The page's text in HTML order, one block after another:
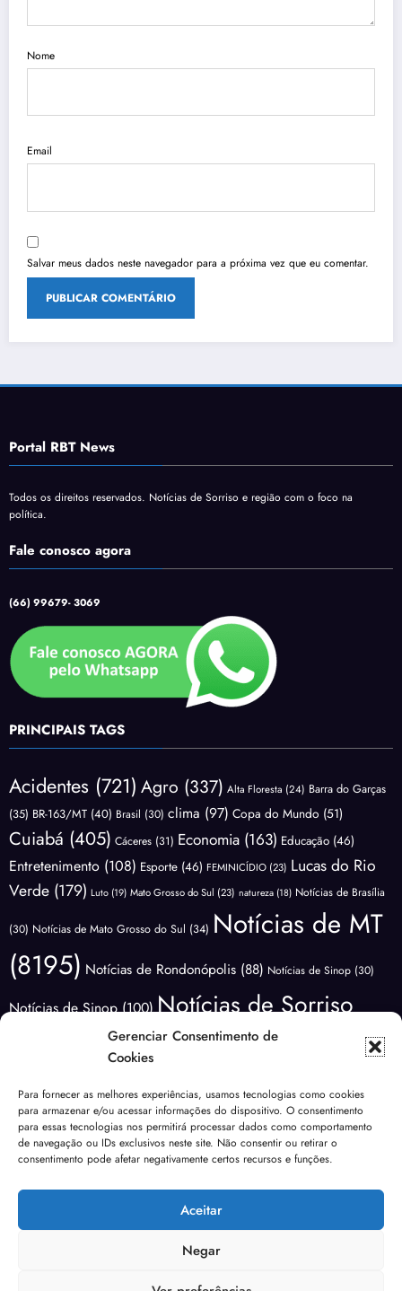
Gerenciar Consentimento de
Cookies
Para fornecer as melhores experiências, usamos tecnologias como cookies
para armazenar e/ou acessar informações do dispositivo. O consentimento
para essas tecnologias nos permitirá processar dados como comportamento
de navegação ou IDs exclusivos neste site. Não consentir ou retirar o
consentimento pode afetar negativamente certos recursos e funções.
Aceitar
Negar
Nome
Email
Salvar meus dados neste navegador para a próxima vez que eu comentar.
Portal RBT News
Todos os direitos reservados. Notícias de Sorriso e região com o foco na
política.
Fale conosco agora
(66) 99679- 3069
PRINCIPAIS TAGS
Acidentes (721) Agro (337) Alta Floresta (24) Barra do Garças
(35) BR-163/MT (40) Brasil (30) clima (97) Copa do Mundo (51)
Cuiabá (405) Cáceres (31) Economia (163) Educação (46)
Entretenimento (108) Esporte (46) FEMINICÍDIO (23) Lucas do Rio
Verde (179) Luto (19) Mato Grosso do Sul (23) natureza (18) Notícias de Brasília
(30) Notícias de Mato Grosso do Sul (34) Notícias de MT
(8195) Notícias de Rondonópolis (88) Notícias de Sinop (30)
Notícias de Sinop(100)Notícias de Sorriso
Notícias de Várzea Grande(65)Notícias do
Rio Verde(171) Nova Mutum(68) NOVA UBIRATÃ(29) Polícia
(3639)Política(1813)Previsão do Tempo(81)
Tangará da Serra(19)
Violência(53) Várzea Grande(102)